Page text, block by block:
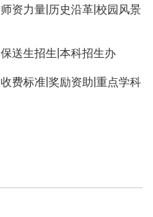
师资力量 历史沿革 校园风景
保送生招生 本科招生办
收费标准 奖励资助 重点学科